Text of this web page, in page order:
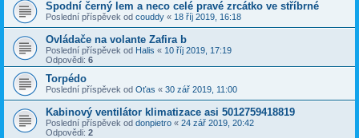
Spodní černý lem a neco celé pravé zrcátko ve stříbrné
Poslední příspěvek od couddy « 18 říj 2019, 16:18
Ovládače na volante Zafira b
Poslední příspěvek od Halis « 10 říj 2019, 17:19
Odpovědi: 6
Torpédo
Poslední příspěvek od Oťas « 30 zář 2019, 11:00
Kabinový ventilátor klimatizace asi 5012759418819
Poslední příspěvek od donpietro « 24 zář 2019, 20:42
Odpovědi: 2